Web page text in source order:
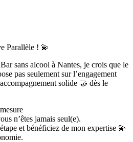
Parallèle ! 💫
sans alcool à Nantes, je crois que le
pas seulement sur l’engagement
solide 🤝 dès le
n’êtes jamais seul(e).
et bénéficiez de mon expertise 💫